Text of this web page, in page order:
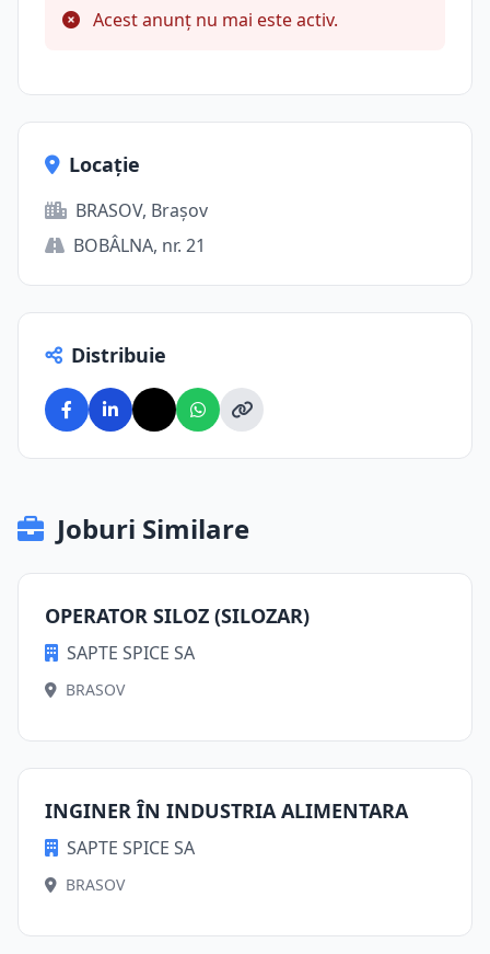
Acest anunț nu mai este activ.
Locație
BRASOV, Brașov
BOBÂLNA, nr. 21
Distribuie
Joburi Similare
OPERATOR SILOZ (SILOZAR)
SAPTE SPICE SA
BRASOV
INGINER ÎN INDUSTRIA ALIMENTARA
SAPTE SPICE SA
BRASOV